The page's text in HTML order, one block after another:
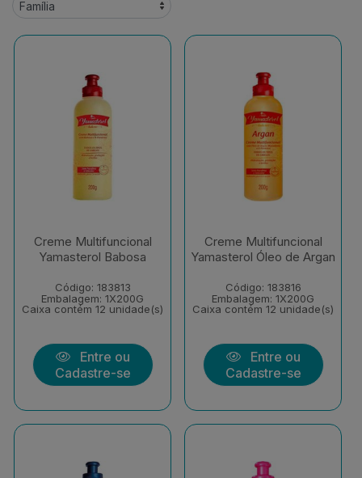
Creme Multifuncional
Yamasterol Babosa
Código: 183813
Embalagem: 1X200G
Caixa contém 12 unidade(s)
Entre ou
Cadastre-se
Creme Multifuncional
Yamasterol Óleo de Argan
Código: 183816
Embalagem: 1X200G
Caixa contém 12 unidade(s)
Entre ou
Cadastre-se